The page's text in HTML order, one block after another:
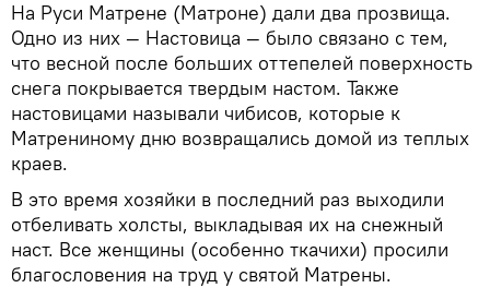
На Руси Матрене (Матроне) дали два прозвища.
Одно из них — Настовица — было связано с тем,
что весной после больших оттепелей поверхность
снега покрывается твердым настом. Также
настовицами называли чибисов, которые к
Матрениному дню возвращались домой из теплых
краев.
В это время хозяйки в последний раз выходили
отбеливать холсты, выкладывая их на снежный
наст. Все женщины (особенно ткачихи) просили
благословения на труд у святой Матрены.